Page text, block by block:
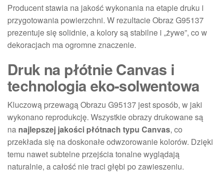
Producent stawia na jakość wykonania na etapie druku i
przygotowania powierzchni. W rezultacie Obraz G95137
prezentuje się solidnie, a kolory są stabilne i „żywe”, co w
dekoracjach ma ogromne znaczenie.
Druk na płótnie Canvas i
technologia eko-solwentowa
Kluczową przewagą Obrazu G95137 jest sposób, w jaki
wykonano reprodukcję. Wszystkie obrazy drukowane są
na najlepszej jakości płótnach typu Canvas, co
przekłada się na doskonałe odwzorowanie kolorów. Dzięki
temu nawet subtelne przejścia tonalne wyglądają
naturalnie, a całość nie traci głębi po zawieszeniu.